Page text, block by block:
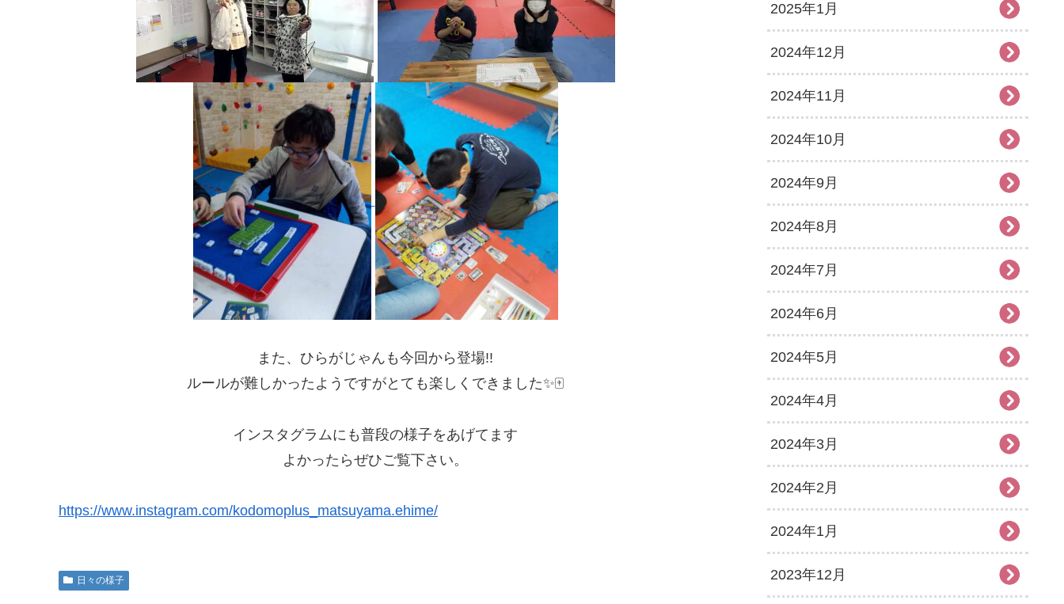
また、ひらがじゃんも今回から登場!!
ルールが難しかったようですがとても楽しくできました✨🀄️
インスタグラムにも普段の様子をあげてます
よかったらぜひご覧下さい。
https://www.instagram.com/kodomoplus_matsuyama.ehime/
日々の様子
2025年1月
2024年12月
2024年11月
2024年10月
2024年9月
2024年8月
2024年7月
2024年6月
2024年5月
2024年4月
2024年3月
2024年2月
2024年1月
2023年12月